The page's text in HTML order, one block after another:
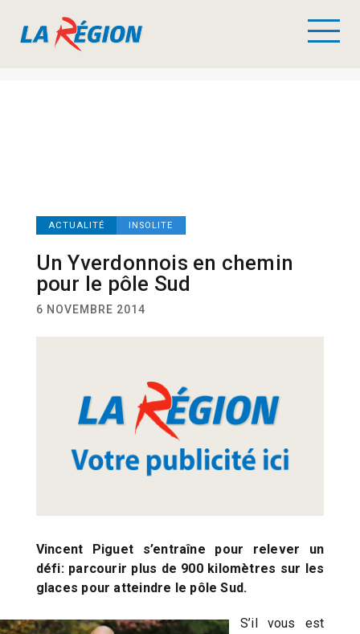
ACTUALITÉ INSOLITE
Un Yverdonnois en chemin
pour le pôle Sud
6 NOVEMBRE 2014
Vincent Piguet s’entraîne pour relever un
défi: parcourir plus de 900 kilomètres sur les
glaces pour atteindre le pôle Sud.
S’il vous est